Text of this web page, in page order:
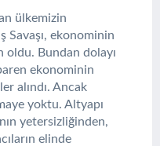
ülkemizin
Savaşı, ekonominin
oldu. Bundan dolayı
ekonominin
alındı. Ancak
yoktu. Altyapı
yetersizliğinden,
elinde